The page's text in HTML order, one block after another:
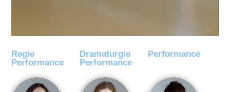
Regie
Performance
Dramaturgie
Performance
Performance